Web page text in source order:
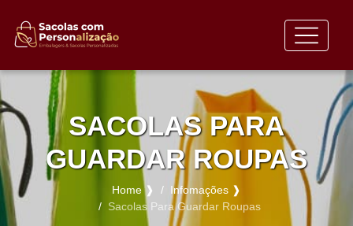
SACOLAS PARA
GUARDAR ROUPAS​
Home ❱
Infomações ❱
Sacolas Para Guardar Roupas​